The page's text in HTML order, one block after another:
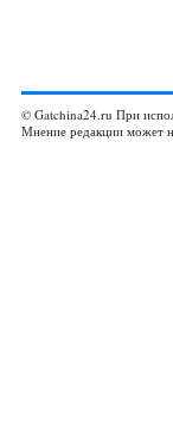
© Gatchina24.ru При
Мнение редакции может